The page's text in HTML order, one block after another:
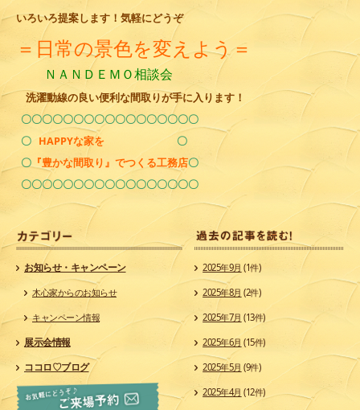
いろいろ提案します！気軽にどうぞ
＝日常の景色を変えよう＝
ＮＡＮＤＥＭＯ相談会
洗濯動線の良い便利な間取りが手に入ります！
〇〇〇〇〇〇〇〇〇〇〇〇〇〇〇〇〇
〇 HAPPYな家を 〇
〇 『豊かな間取り』でつくる工務店〇
〇〇〇〇〇〇〇〇〇〇〇〇〇〇〇〇〇
お知らせ・キャンペーン
木心家からのお知らせ
キャンペーン情報
展示会情報
ココロ♡ブログ
2025年9月 (1件)
2025年8月 (2件)
2025年7月 (13件)
2025年6月 (15件)
2025年5月 (9件)
2025年4月 (12件)